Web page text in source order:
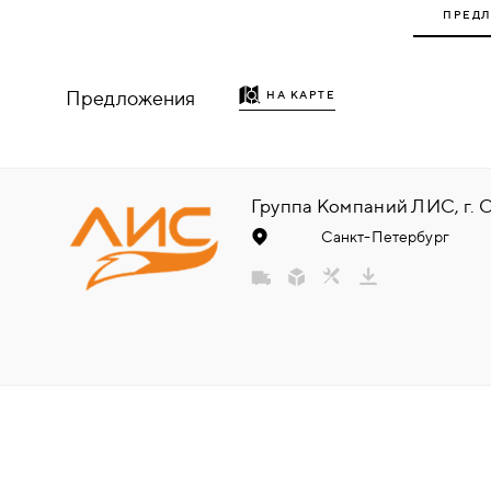
НАКЛАДКИ
ДЕКОРАТИВНЫЕ НАКЛАДКИ/
КЛЮЧЕВИНЫ
ПОВОРОТНЫЕ РУЧКИ/WC-
Предложения НА КАРТЕ
Санкт-Петербург